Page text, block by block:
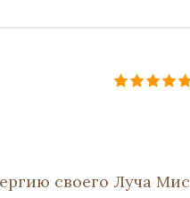
своего Луча